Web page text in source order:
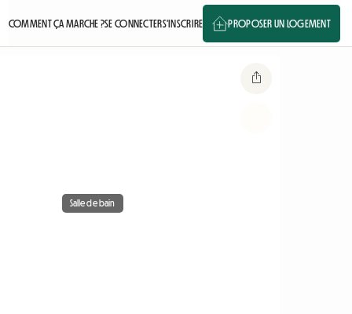
COMMENT ÇA MARCHE ?SE CONNECTERS'INSCRIRE PROPOSER UN LOGEMENT
Salle de bain